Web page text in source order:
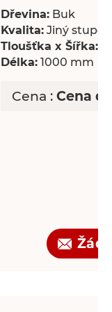
Dřevina: Buk
Kvalita: Jiný
Tloušťka x Šířka:
Délka: 1000 mm
Cena : Cena